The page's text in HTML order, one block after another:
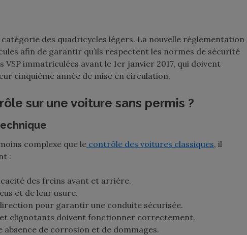
des quadricycles légers. La nouvelle réglementation
afin de garantir qu’ils respectent les normes de sécurité
immatriculées avant le 1er janvier 2017, qui doivent
cinquième année de mise en circulation.
sur une voiture sans permis ?
complexe que le contrôle des voitures classiques, il
:
des freins avant et arrière.
et de leur usure.
pour garantir une conduite sécurisée.
et clignotants doivent fonctionner correctement.
absence de corrosion et de dommages.